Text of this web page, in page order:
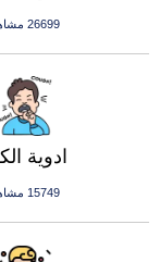
26699 مشاهدة
ادوية
15749 مشاهدة